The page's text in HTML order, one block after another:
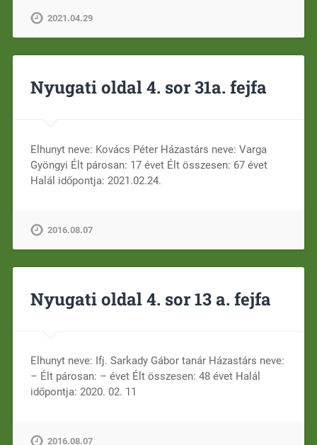
2021.04.29
Nyugati oldal 4. sor 31a. fejfa
Elhunyt neve: Kovács Péter Házastárs neve: Varga
Gyöngyi Élt párosan: 17 évet Élt összesen: 67 évet
Halál időpontja: 2021.02.24.
2016.08.07
Nyugati oldal 4. sor 13 a. fejfa
Elhunyt neve: Ifj. Sarkady Gábor tanár Házastárs neve:
– Élt párosan: – évet Élt összesen: 48 évet Halál
időpontja: 2020. 02. 11
2016.08.07